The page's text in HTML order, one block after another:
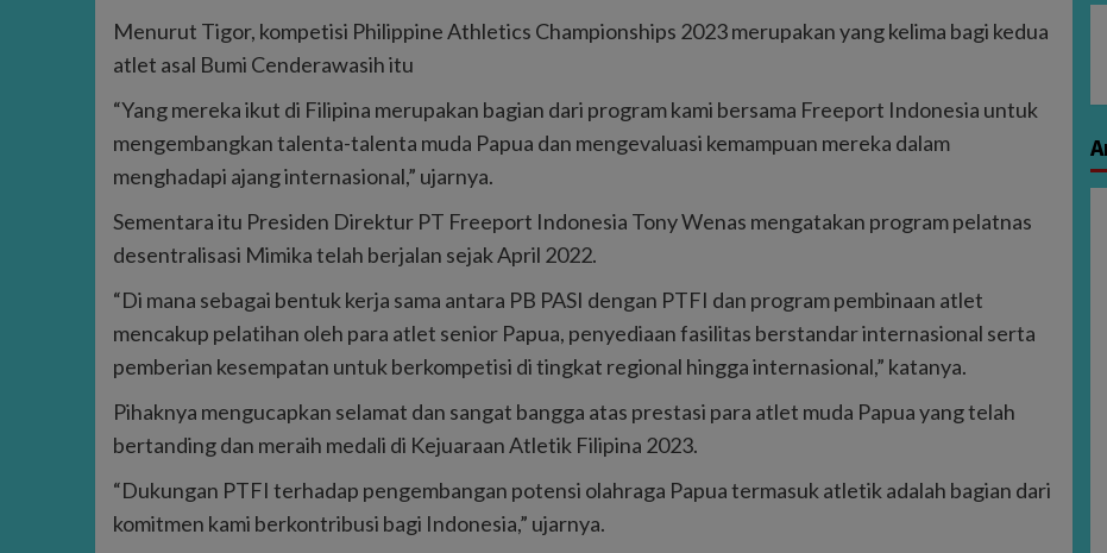
Menurut Tigor, kompetisi Philippine Athletics Championships 2023 merupakan yang kelima bagi kedua
atlet asal Bumi Cenderawasih itu
“Yang mereka ikut di Filipina merupakan bagian dari program kami bersama Freeport Indonesia untuk
mengembangkan talenta-talenta muda Papua dan mengevaluasi kemampuan mereka dalam
menghadapi ajang internasional,” ujarnya.
Sementara itu Presiden Direktur PT Freeport Indonesia Tony Wenas mengatakan program pelatnas
desentralisasi Mimika telah berjalan sejak April 2022.
“Di mana sebagai bentuk kerja sama antara PB PASI dengan PTFI dan program pembinaan atlet
mencakup pelatihan oleh para atlet senior Papua, penyediaan fasilitas berstandar internasional serta
pemberian kesempatan untuk berkompetisi di tingkat regional hingga internasional,” katanya.
Pihaknya mengucapkan selamat dan sangat bangga atas prestasi para atlet muda Papua yang telah
bertanding dan meraih medali di Kejuaraan Atletik Filipina 2023.
“Dukungan PTFI terhadap pengembangan potensi olahraga Papua termasuk atletik adalah bagian dari
komitmen kami berkontribusi bagi Indonesia,” ujarnya.